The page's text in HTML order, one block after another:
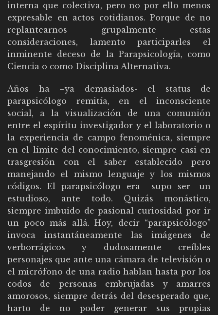
interna que colectiva, pero no por ello menos
expresable en actos cotidianos. Porque de no
replantearnos grupalmente estas
consideraciones, lamento participarles el
inminente deceso de la Parapsicología, como
Ciencia o como Disciplina Alternativa.
Años ha –ya demasiados- el status de
parapsicólogo remitía, en el inconsciente
social, a la visualización de una comunión
entre el espíritu investigador y el laboratorio o
la experiencia de campo fenoménica, siempre
en el límite del conocimiento, siempre casi en
trasgresión con el saber establecido pero
manejando el mismo lenguaje y los mismos
códigos. El parapsicólogo era –supo ser- un
estudioso, ante todo. Quizás monástico,
siempre imbuido de pasional curiosidad por ir
un poco más allá. Hoy, decir “parapsicólogo”
invoca instantáneamente las imágenes de
verborrágicos y dudosamente creíbles
personajes que ante una cámara de televisión o
el micrófono de una radio hablan hasta por los
codos de personas embrujadas y amarres
amorosos, siempre detrás del desesperado que,
harto de no poder generar sus propias